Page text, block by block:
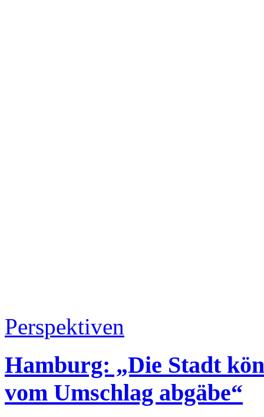
Perspektiven
Hamburg: „Die Stadt
vom Umschlag abgäbe“